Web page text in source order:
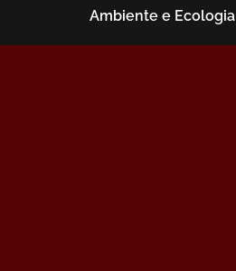
Ambiente e Ecologia